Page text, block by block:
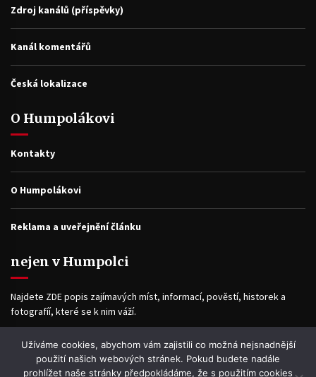
Zdroj kanálů (příspěvky)
Kanál komentářů
Česká lokalizace
O Humpolákovi
Kontakty
O Humpolákovi
Reklama a uveřejnění článku
nejen v Humpolci
Najdete ZDE popis zajímavých míst, informací, pověstí, historek a
fotografíí, které se k nim váží.
Facebook
Užíváme cookies, abychom vám zajistili co možná nejsnadnější
použití našich webových stránek. Pokud budete nadále
prohlížet naše stránky předpokládáme, že s použitím cookies